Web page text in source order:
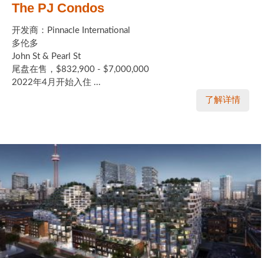
The PJ Condos
开发商：Pinnacle International
多伦多
John St & Pearl St
尾盘在售，$832,900 - $7,000,000
2022年4月开始入住 ...
了解详情